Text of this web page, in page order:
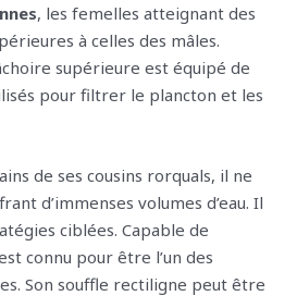
, les femelles atteignant des
à celles des mâles.
supérieure est équipé de
pour filtrer le plancton et les
de ses cousins rorquals, il ne
d’immenses volumes d’eau. Il
ciblées. Capable de
connu pour être l’un des
Son souffle rectiligne peut être